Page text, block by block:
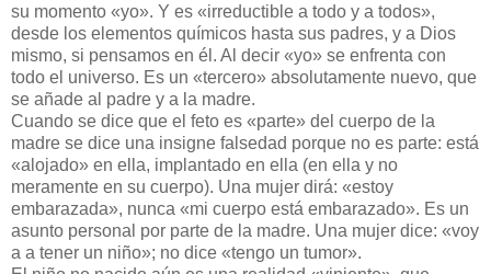
su momento «yo». Y es «irreductible a todo y a todos»,
desde los elementos químicos hasta sus padres, y a Dios
mismo, si pensamos en él. Al decir «yo» se enfrenta con
todo el universo. Es un «tercero» absolutamente nuevo, que
se añade al padre y a la madre.
Cuando se dice que el feto es «parte» del cuerpo de la
madre se dice una insigne falsedad porque no es parte: está
«alojado» en ella, implantado en ella (en ella y no
meramente en su cuerpo). Una mujer dirá: «estoy
embarazada», nunca «mi cuerpo está embarazado». Es un
asunto personal por parte de la madre. Una mujer dice: «voy
a a tener un niño»; no dice «tengo un tumor».